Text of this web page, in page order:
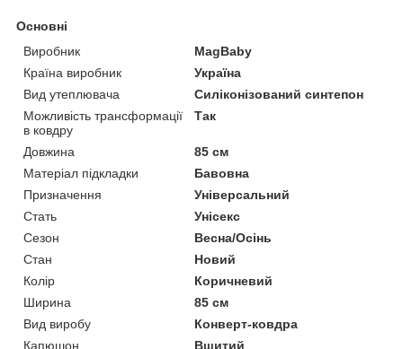
Основні
Виробник
MagBaby
Країна виробник
Україна
Вид утеплювача
Силіконізований синтепон
Можливість трансформації
в ковдру
Так
Довжина
85 см
Матеріал підкладки
Бавовна
Призначення
Універсальний
Стать
Унісекс
Сезон
Весна/Осінь
Стан
Новий
Колір
Коричневий
Ширина
85 см
Вид виробу
Конверт-ковдра
Капюшон
Вшитий